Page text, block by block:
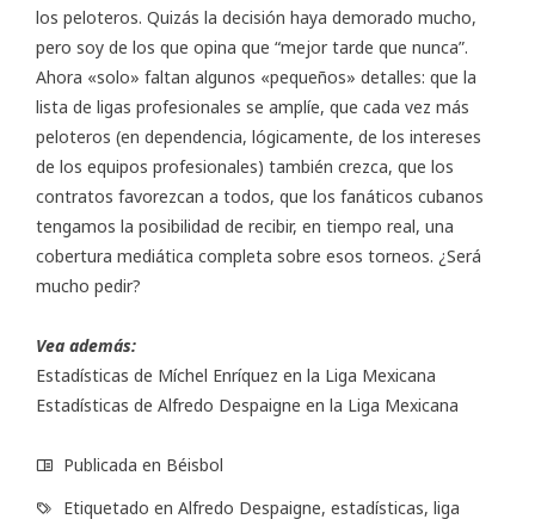
los peloteros. Quizás la decisión haya demorado mucho,
pero soy de los que opina que “mejor tarde que nunca”.
Ahora «solo» faltan algunos «pequeños» detalles: que la
lista de ligas profesionales se amplíe, que cada vez más
peloteros (en dependencia, lógicamente, de los intereses
de los equipos profesionales) también crezca, que los
contratos favorezcan a todos, que los fanáticos cubanos
tengamos la posibilidad de recibir, en tiempo real, una
cobertura mediática completa sobre esos torneos. ¿Será
mucho pedir?
Vea además:
Estadísticas de Míchel Enríquez en la Liga Mexicana
Estadísticas de Alfredo Despaigne en la Liga Mexicana
Publicada en Béisbol
Etiquetado en Alfredo Despaigne, estadísticas, liga